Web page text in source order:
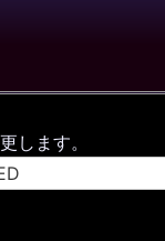
します。